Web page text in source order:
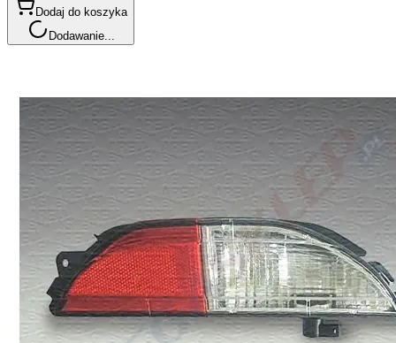
Dodaj do koszyka
Dodawanie...